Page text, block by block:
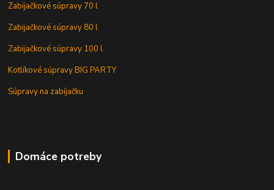
Zabijačkové súpravy 70 l
Zabijačkové súpravy 80 l
Zabijačkové súpravy 100 l
Kotlíkové súpravy BIG PARTY
Súpravy na zabíjačku
Domáce potreby